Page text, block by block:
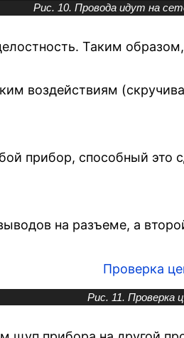
Рис. 10. Провода идут на
Таким
воздействиям
прибор, способный это
на разъеме, а
Рис. 11. Проверка